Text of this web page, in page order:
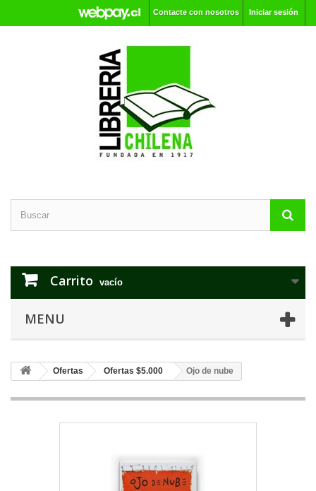
Iniciar sesión
Contacte con nosotros
Carrito vacío
MENU
Ofertas Ofertas $5.000 Ojo de nube